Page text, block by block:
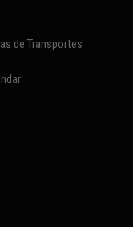
de Transportes